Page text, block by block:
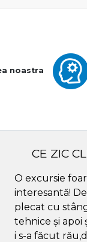
noastra
CE ZIC
O excursie
interesantă!
plecat cu
tehnice și apoi
i s-a făcut